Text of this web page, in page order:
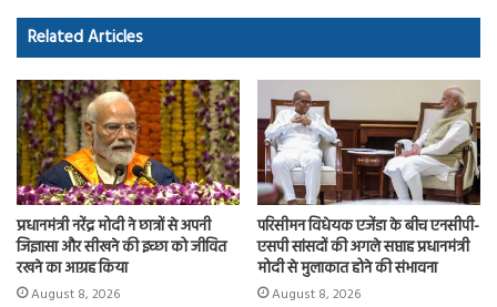
o
ok
d
o
n
Related Articles
प्रधानमंत्री नरेंद्र मोदी ने छात्रों से अपनी
जिज्ञासा और सीखने की इच्छा को जीवित
रखने का आग्रह किया
August 8, 2026
परिसीमन विधेयक एजेंडा के बीच एनसीपी-
एसपी सांसदों की अगले सप्ताह प्रधानमंत्री
मोदी से मुलाकात होने की संभावना
August 8, 2026